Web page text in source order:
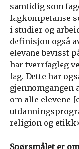
samtidig som
fagkompetanse
i studier og
definisjon også
elevane bevisst
har tverrfagleg
fag. Dette har
gjennomgangen
om alle elevene
religion og
Spørsmålet er